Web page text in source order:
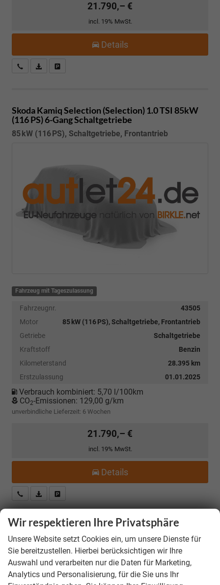
21.790,– €
incl. 19% MwSt.
Details
Kostenloser Rückruf-Service
PDF-Datei, Fahrzeugexposé drucken
Skoda KamiqSelection (Selection) 1.0 TSI 85kW
(116 PS) 6-Gang Schaltgetriebe
85 kW (116 PS), Schaltgetriebe, Frontantrieb
Fahrzeug mit Tageszulassung
Fahrzeugnr.
43505
Motor
85 kW (116 PS), Schaltgetriebe, Frontantrieb
Getriebe
Schaltgetriebe
Kraftstoff
Benzin
Kilometerstand
28.395 km
Erstzulassung
01.01.2025
Verbrauch kombiniert: 5,70 l/100km
CO2-Emissionen: 129,00 g/km
unverbindliche Lieferzeit: 6 Wochen
21.790,– €
incl. 19% MwSt.
Details
Kostenloser Rückruf-Service
PDF-Datei, Fahrzeugexposé drucken
Skoda Kamiq Selection *ANGEBOT FÜR
MENSCHEN MIT BEHINDERUNG AB 50%! 1.0 TSI
115PS, Klimaanlage, Sitzheizung, Parksensoren
hinten, LED-Scheinwerfer, Tempomat,
Infotainment 8", Virtual Cockpit
Wir respektieren Ihre Privatsphäre
Unsere Website setzt Cookies ein, um unsere Dienste für
Sie bereitzustellen. Hierbei berücksichtigen wir Ihre
Auswahl und verarbeiten nur die Daten für Marketing,
Analytics und Personalisierung, für die Sie uns Ihr